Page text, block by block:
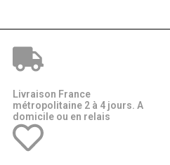
Livraison France
métropolitaine 2 à 4 jours. A
domicile ou en relais​​